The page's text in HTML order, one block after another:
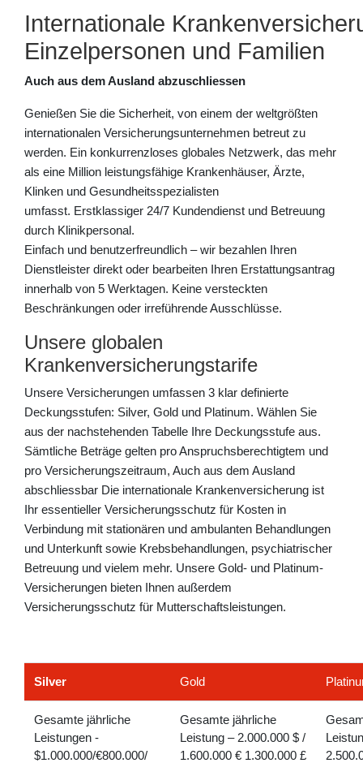
Internationale
Einzelpersonen und Familien
Auch aus dem Ausland abzuschliessen
Genießen Sie die Sicherheit, von einem der weltgrößten
internationalen Versicherungsunternehmen betreut zu
werden. Ein konkurrenzloses globales Netzwerk, das mehr
als eine Million leistungsfähige Krankenhäuser, Ärzte,
Klinken und Gesundheitsspezialisten
umfasst. Erstklassiger 24/7 Kundendienst und Betreuung
durch Klinikpersonal.
Einfach und benutzerfreundlich – wir bezahlen Ihren
Dienstleister direkt oder bearbeiten Ihren Erstattungsantrag
innerhalb von 5 Werktagen. Keine versteckten
Beschränkungen oder irreführende Ausschlüsse.
Unsere globalen
Krankenversicherungstarife
Unsere Versicherungen umfassen 3 klar definierte
Deckungsstufen: Silver, Gold und Platinum. Wählen Sie
aus der nachstehenden Tabelle Ihre Deckungsstufe aus.
Sämtliche Beträge gelten pro Anspruchsberechtigtem und
pro Versicherungszeitraum, Auch aus dem Ausland
abschliessbar Die internationale Krankenversicherung ist
Ihr essentieller Versicherungsschutz für Kosten in
Verbindung mit stationären und ambulanten Behandlungen
und Unterkunft sowie Krebsbehandlungen, psychiatrischer
Betreuung und vielem mehr. Unsere Gold- und Platinum-
Versicherungen bieten Ihnen außerdem
Versicherungsschutz für Mutterschaftsleistungen.
Silver Gold
Gesamte jährliche
Leistungen -
$1.000.000/€800.000/
Gesamte jährliche
Leistung – 2.000.000 $ /
1.600.000 € 1.300.000 £